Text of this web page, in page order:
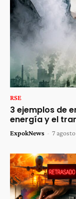
RSE
3 ejemplos de
energía y el
ExpokNews - 7